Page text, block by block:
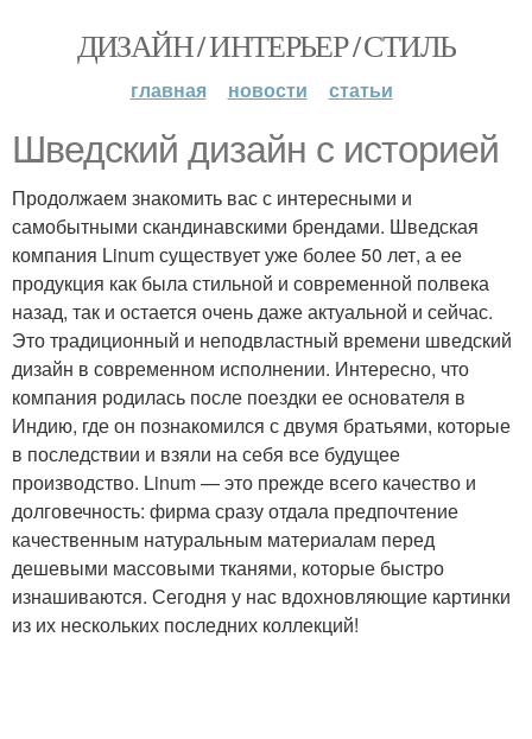
ДИЗАЙН / ИНТЕРЬЕР / СТИЛЬ
главная новости статьи
Шведский дизайн с историей
Продолжаем знакомить вас с интересными и
самобытными скандинавскими брендами. Шведская
компания Linum существует уже более 50 лет, а ее
продукция как была стильной и современной полвека
назад, так и остается очень даже актуальной и сейчас.
Это традиционный и неподвластный времени шведский
дизайн в современном исполнении. Интересно, что
компания родилась после поездки ее основателя в
Индию, где он познакомился с двумя братьями, которые
в последствии и взяли на себя все будущее
производство. Linum — это прежде всего качество и
долговечность: фирма сразу отдала предпочтение
качественным натуральным материалам перед
дешевыми массовыми тканями, которые быстро
изнашиваются. Сегодня у нас вдохновляющие картинки
из их нескольких последних коллекций!